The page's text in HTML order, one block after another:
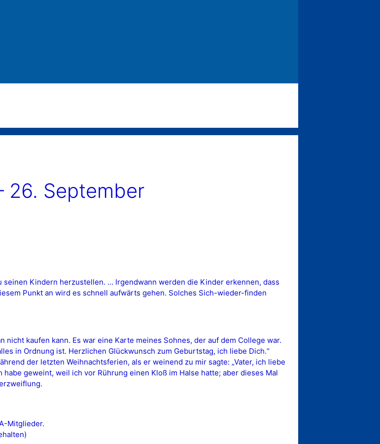
26. September
Kindern herzustellen. … Irgendwann werden die Kinder erkennen, dass
Punkt an wird es schnell aufwärts gehen. Solches Sich-wieder-finden
kaufen kann. Es war eine Karte meines Sohnes, der auf dem College war.
in Ordnung ist. Herzlichen Glückwunsch zum Geburtstag, ich liebe Dich.“
der letzten Weihnachtsferien, als er weinend zu mir sagte: „Vater, ich liebe
geweint, weil ich vor Rührung einen Kloß im Halse hatte; aber dieses Mal
Mitglieder.